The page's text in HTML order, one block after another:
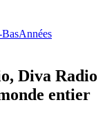
BasAnnées
Diva Radio
entier